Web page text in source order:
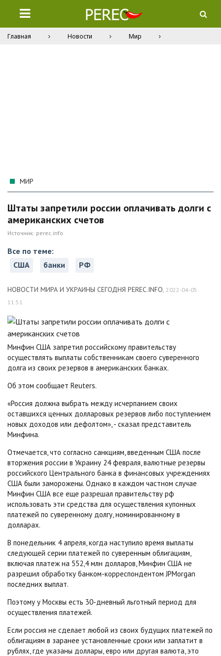
Главная Новости Мир
МИР
Штаты запретили россии оплачивать долги с
американских счетов
Источник: perec.info
Все по теме:
США
банки РФ
НОВОСТИ МИРА И УКРАИНЫ СЕГОДНЯ PEREC.INFO, 2022-04-05
11:51
Минфин США запретил российскому правительству
осуществлять выплаты собственникам своего суверенного
долга из своих резервов в американских банках.
Об этом сообщает Reuters.
«Россия должна выбрать между исчерпанием своих
оставшихся ценных долларовых резервов либо поступлением
новых доходов или дефолтом», - сказал представитель
Минфина.
Отмечается, что согласно санкциям, введенным США после
вторжения россии в Украину 24 февраля, валютные резервы
российского Центрального банка в финансовых учреждениях
США были заморожены. Однако в каждом частном случае
Минфин США все еще разрешал правительству рф
использовать эти средства для осуществления купонных
платежей по суверенному долгу, номинированному в
долларах.
В понедельник 4 апреля, когда наступило время выплаты
следующей серии платежей по суверенным облигациям,
включая платеж на 552,4 млн долларов, Минфин США не
разрешил обработку банком-корреспондентом JPMorgan
последних выплат.
Поэтому у Москвы есть 30-дневный льготный период для
осуществления платежей.
Если россия не сделает любой из своих будущих платежей по
облигациям в заранее установленные сроки или заплатит в
рублях, где указаны доллары, евро или другая валюта, это